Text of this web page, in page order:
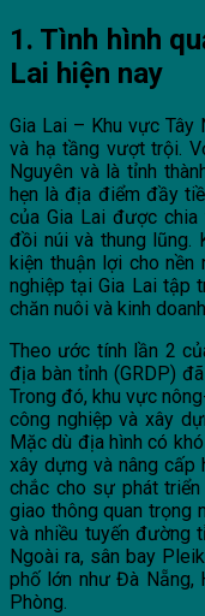
1. Tình hình
Lai hiện nay
Gia Lai – Khu vực Tây
và hạ tầng vượt trội.
Nguyên và là tỉnh
hẹn là địa điểm đầy
của Gia Lai được chia
đồi núi và thung lũng.
kiện thuận lợi cho nền
nghiệp tại Gia Lai tập
chăn nuôi và kinh
Theo ước tính lần 2
địa bàn tỉnh (GRDP)
Trong đó, khu vực
công nghiệp và xây
Mặc dù địa hình có
xây dựng và nâng cấp
chắc cho sự phát
giao thông quan trọng
và nhiều tuyến đường
Ngoài ra, sân bay
phố lớn như Đà Nẵng,
Phòng.